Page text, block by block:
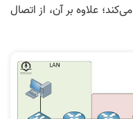
علاوه بر آن، از اتصال